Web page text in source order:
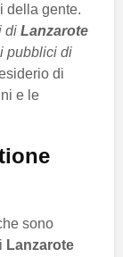
della gente.
di Lanzarote
pubblici di
di
e le
sono
Lanzarote